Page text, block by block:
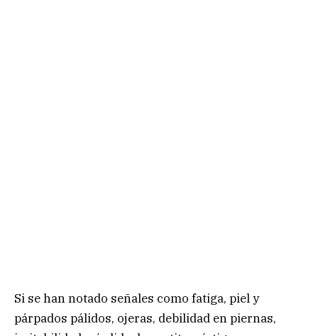
Si se han notado señales como fatiga, piel y
párpados pálidos, ojeras, debilidad en piernas,